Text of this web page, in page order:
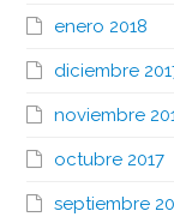
enero 2018
diciembre
noviembre
octubre 2017
septiembre